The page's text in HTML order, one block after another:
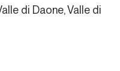
di Daone, Valle di